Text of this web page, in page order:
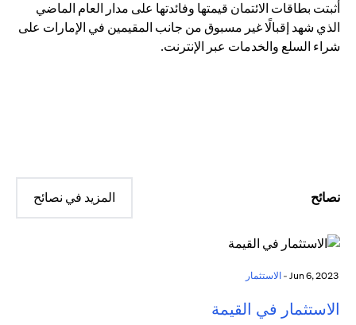
أثبتت بطاقات الائتمان قيمتها وفائدتها على مدار العام الماضي
الذي شهد إقبالًا غير مسبوق من جانب المقيمين في الإمارات على
شراء السلع والخدمات عبر الإنترنت.
نصائح المزيد في نصائح
الاستثمار
الاستثمار في القيمة